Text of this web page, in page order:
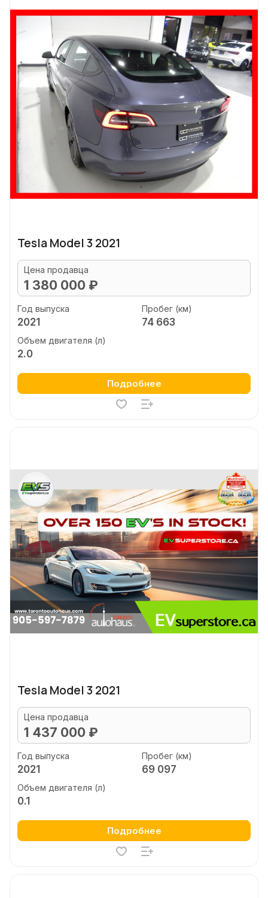
Tesla Model 3 2021
Цена продавца
1 380 000 ₽
Год выпуска
2021
Пробег (км)
74 663
Объем двигателя (л)
2.0
Подробнее
Tesla Model 3 2021
Цена продавца
1 437 000 ₽
Год выпуска
2021
Пробег (км)
69 097
Объем двигателя (л)
0.1
Подробнее